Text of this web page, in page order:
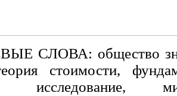
СЛОВА: общество
стоимости,
исследование,